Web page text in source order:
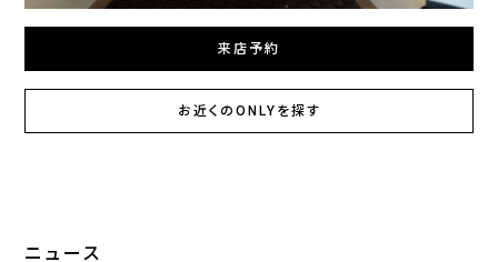
来店予約
お近くのONLYを探す
ニュース